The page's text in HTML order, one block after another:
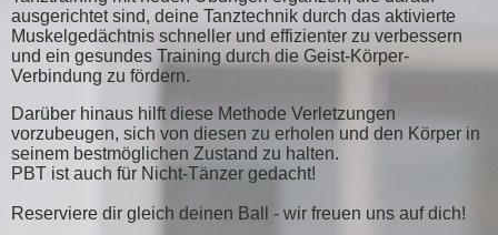
ausgerichtet sind, deine Tanztechnik durch das aktivierte
Muskelgedächtnis schneller und effizienter zu verbessern
und ein gesundes Training durch die Geist-Körper-
Verbindung zu fördern.
Darüber hinaus hilft diese Methode Verletzungen
vorzubeugen, sich von diesen zu erholen und den Körper in
seinem bestmöglichen Zustand zu halten.
PBT ist auch für Nicht-Tänzer gedacht!
Reserviere dir gleich deinen Ball - wir freuen uns auf dich!